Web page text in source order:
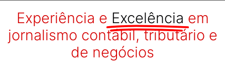
Experiência e Excelência em
jornalismo contábil, tributário e
de negócios